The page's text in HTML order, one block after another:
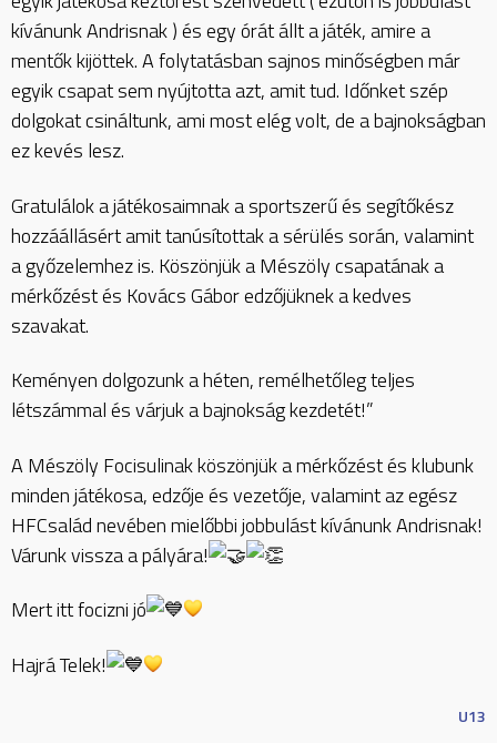
kívánunk Andrisnak ) és egy órát állt a játék, amire a
mentők kijöttek. A folytatásban sajnos minőségben már
egyik csapat sem nyújtotta azt, amit tud. Időnket szép
dolgokat csináltunk, ami most elég volt, de a bajnokságban
ez kevés lesz.
Gratulálok a játékosaimnak a sportszerű és segítőkész
hozzáállásért amit tanúsítottak a sérülés során, valamint
a győzelemhez is. Köszönjük a Mészöly csapatának a
mérkőzést és Kovács Gábor edzőjüknek a kedves
szavakat.
Keményen dolgozunk a héten, remélhetőleg teljes
létszámmal és várjuk a bajnokság kezdetét!”
A Mészöly Focisulinak köszönjük a mérkőzést és klubunk
minden játékosa, edzője és vezetője, valamint az egész
HFCsalád nevében mielőbbi jobbulást kívánunk Andrisnak!
Várunk vissza a pályára!
Mert itt focizni jó
Hajrá Telek!
U13